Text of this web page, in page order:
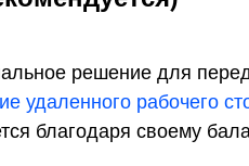
решение для
удаленного рабочего
благодаря своему